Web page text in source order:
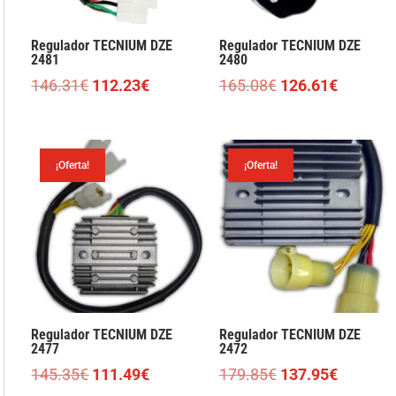
Regulador TECNIUM DZE
2481
146.31€ El
era:
146.31€.
112.23€El
Regulador TECNIUM DZE
2480
165.08€ El
era:
165.08€.
126.61€El
es:
¡Oferta!
Regulador TECNIUM DZE
2477
145.35€ El
111.49€El
¡Oferta!
Regulador TECNIUM DZE
2472
179.85€ El
137.95€El